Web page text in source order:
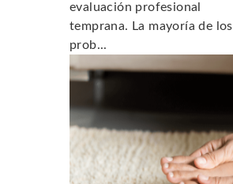
evaluación profesional
temprana. La mayoría de los
prob...